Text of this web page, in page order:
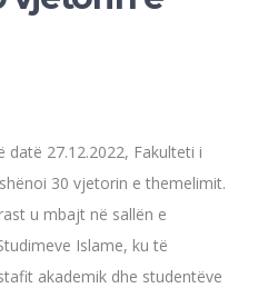
27.12.2022, Fakulteti i
30 vjetorin e themelimit.
u mbajt në sallën e
Islame, ku të
akademik dhe studentëve